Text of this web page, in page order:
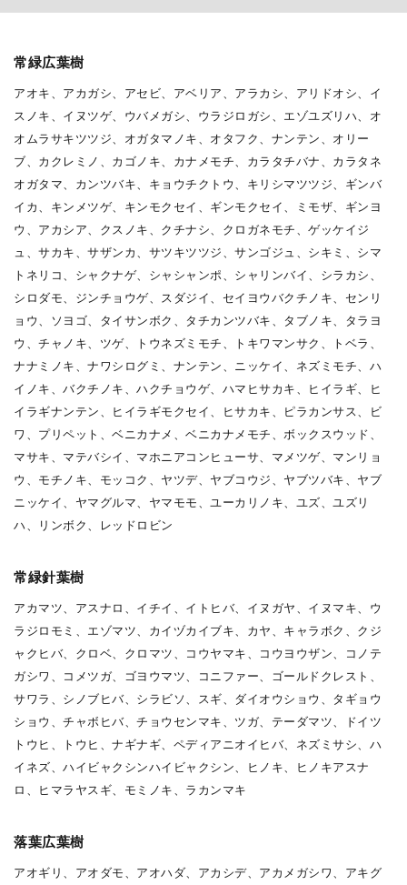
常緑広葉樹
アオキ、アカガシ、アセビ、アベリア、アラカシ、アリドオシ、イ
スノキ、イヌツゲ、ウバメガシ、ウラジロガシ、エゾユズリハ、オ
オムラサキツツジ、オガタマノキ、オタフク、ナンテン、オリー
ブ、カクレミノ、カゴノキ、カナメモチ、カラタチバナ、カラタネ
オガタマ、カンツバキ、キョウチクトウ、キリシマツツジ、ギンバ
イカ、キンメツゲ、キンモクセイ、ギンモクセイ、ミモザ、ギンヨ
ウ、アカシア、クスノキ、クチナシ、クロガネモチ、ゲッケイジ
ュ、サカキ、サザンカ、サツキツツジ、サンゴジュ、シキミ、シマ
トネリコ、シャクナゲ、シャシャンポ、シャリンバイ、シラカシ、
シロダモ、ジンチョウゲ、スダジイ、セイヨウバクチノキ、センリ
ョウ、ソヨゴ、タイサンボク、タチカンツバキ、タブノキ、タラヨ
ウ、チャノキ、ツゲ、トウネズミモチ、トキワマンサク、トベラ、
ナナミノキ、ナワシログミ、ナンテン、ニッケイ、ネズミモチ、ハ
イノキ、バクチノキ、ハクチョウゲ、ハマヒサカキ、ヒイラギ、ヒ
イラギナンテン、ヒイラギモクセイ、ヒサカキ、ピラカンサス、ビ
ワ、プリペット、ベニカナメ、ベニカナメモチ、ボックスウッド、
マサキ、マテバシイ、マホニアコンヒューサ、マメツゲ、マンリョ
ウ、モチノキ、モッコク、ヤツデ、ヤブコウジ、ヤブツバキ、ヤブ
ニッケイ、ヤマグルマ、ヤマモモ、ユーカリノキ、ユズ、ユズリ
ハ、リンボク、レッドロビン
常緑針葉樹
アカマツ、アスナロ、イチイ、イトヒバ、イヌガヤ、イヌマキ、ウ
ラジロモミ、エゾマツ、カイヅカイブキ、カヤ、キャラボク、クジ
ャクヒバ、クロベ、クロマツ、コウヤマキ、コウヨウザン、コノテ
ガシワ、コメツガ、ゴヨウマツ、コニファー、ゴールドクレスト、
サワラ、シノブヒバ、シラビソ、スギ、ダイオウショウ、タギョウ
ショウ、チャボヒバ、チョウセンマキ、ツガ、テーダマツ、ドイツ
トウヒ、トウヒ、ナギナギ、ペディアニオイヒバ、ネズミサシ、ハ
イネズ、ハイビャクシンハイビャクシン、ヒノキ、ヒノキアスナ
ロ、ヒマラヤスギ、モミノキ、ラカンマキ
落葉広葉樹
アオギリ、アオダモ、アオハダ、アカシデ、アカメガシワ、アキグ